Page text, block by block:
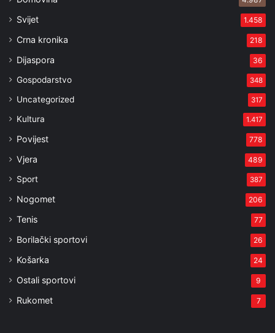
Svijet 1.458
Crna kronika 218
Dijaspora 36
Gospodarstvo 348
Uncategorized 317
Kultura 1.417
Povijest 778
Vjera 489
Sport 387
Nogomet 206
Tenis 77
Borilački sportovi 26
Košarka 24
Ostali sportovi 9
Rukomet 7